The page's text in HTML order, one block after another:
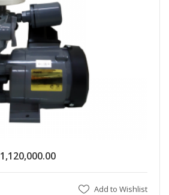
1,120,000.00
Add to Wishlist